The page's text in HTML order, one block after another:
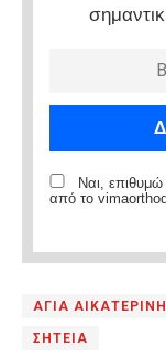
Ναι,
από το
ΑΓΙΑ ΑΙΚΑΤΕΡΙΝΗ
ΣΗΤΕΙΑ